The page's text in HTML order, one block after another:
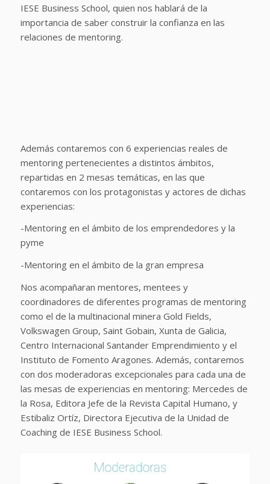
IESE Business School, quien nos hablará de la
importancia de saber construir la confianza en las
relaciones de mentoring.
Además contaremos con 6 experiencias reales de
mentoring pertenecientes a distintos ámbitos,
repartidas en 2 mesas temáticas, en las que
contaremos con los protagonistas y actores de dichas
experiencias:
-Mentoring en el ámbito de los emprendedores y la
pyme
-Mentoring en el ámbito de la gran empresa
Nos acompañaran mentores, mentees y
coordinadores de diferentes programas de mentoring
como el de la multinacional minera Gold Fields,
Volkswagen Group, Saint Gobain, Xunta de Galicia,
Centro Internacional Santander Emprendimiento y el
Instituto de Fomento Aragones. Además, contaremos
con dos moderadoras excepcionales para cada una de
las mesas de experiencias en mentoring: Mercedes de
la Rosa, Editora Jefe de la Revista Capital Humano, y
Estibaliz Ortíz, Directora Ejecutiva de la Unidad de
Coaching de IESE Business School.